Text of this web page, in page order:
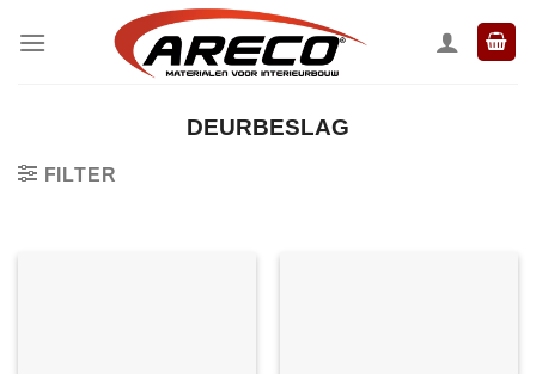
naar
DEURBESLAG
FILTER